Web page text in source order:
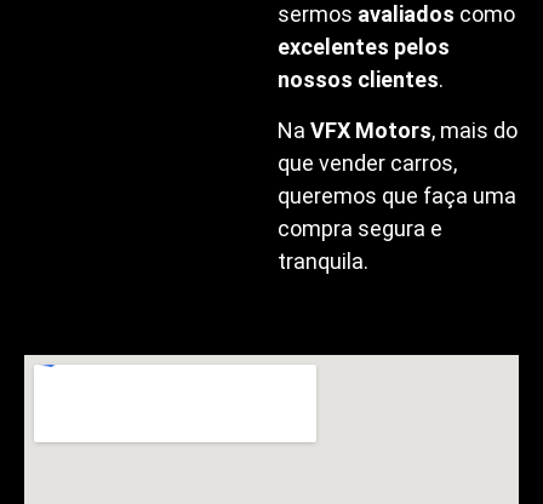
sermos avaliados como
excelentes pelos
nossos clientes.
NaVFX Motors, mais do
que vender carros,
queremos que faça uma
compra segura e
tranquila.